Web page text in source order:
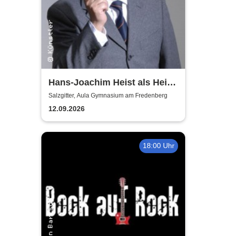
Hans-Joachim Heist als Heinz
Erhard - Noch'n Gedicht
Salzgitter, Aula Gymnasium am Fredenberg
12.09.2026
18:00 Uhr